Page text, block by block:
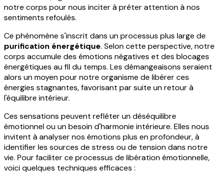
notre corps pour nous inciter à prêter attention à nos
sentiments refoulés.
Ce phénomène s'inscrit dans un processus plus large de
purification énergétique. Selon cette perspective, notre
corps accumule des émotions négatives et des blocages
énergétiques au fil du temps. Les démangeaisons seraient
alors un moyen pour notre organisme de libérer ces
énergies stagnantes, favorisant par suite un retour à
l'équilibre intérieur.
Ces sensations peuvent refléter un déséquilibre
émotionnel ou un besoin d'harmonie intérieure. Elles nous
invitent à analyser nos émotions plus en profondeur, à
identifier les sources de stress ou de tension dans notre
vie. Pour faciliter ce processus de libération émotionnelle,
voici quelques techniques efficaces :